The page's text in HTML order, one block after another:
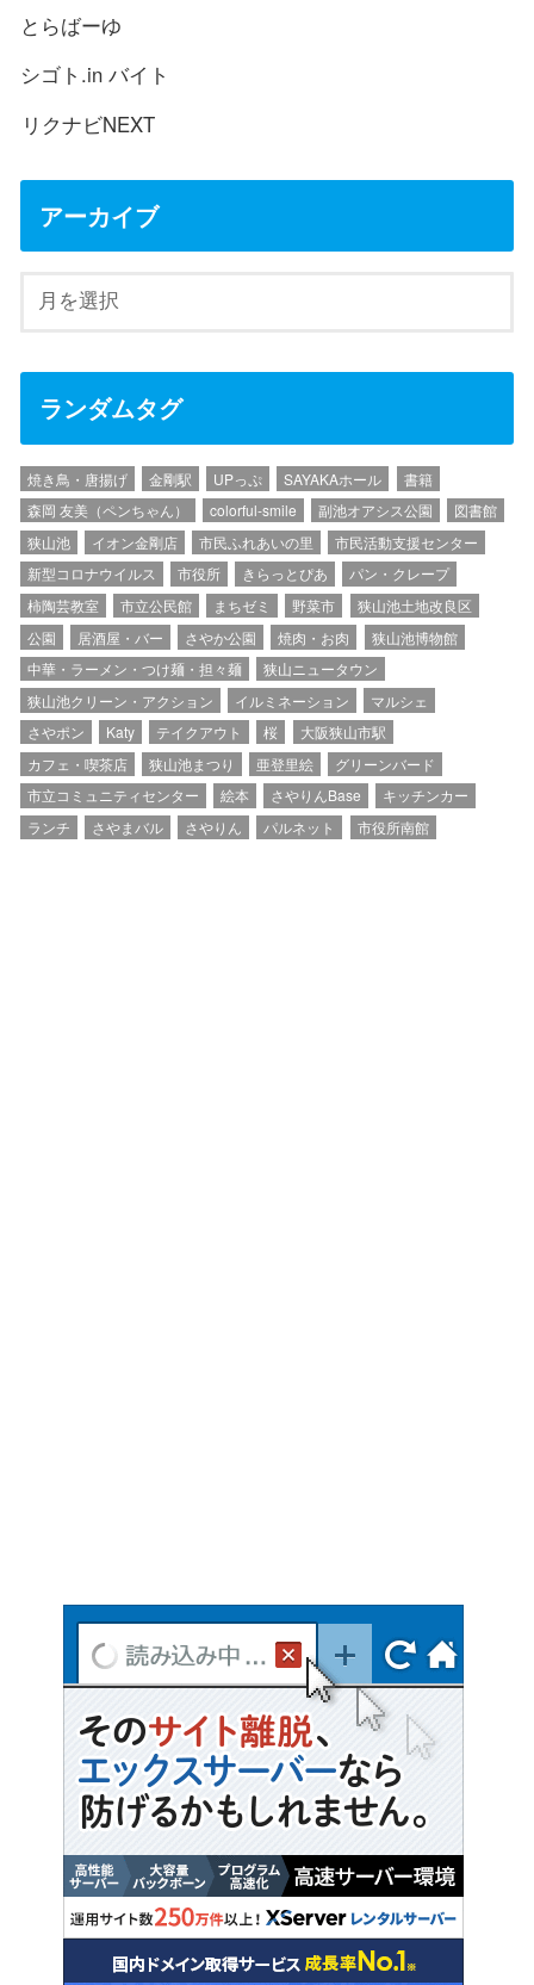
とらばーゆ
シゴト.in バイト
リクナビNEXT
アーカイブ
ランダムタグ
焼き鳥・唐揚げ 金剛駅 UPっぷ SAYAKAホール
書籍
森岡 友美（ペンちゃん）
colorful-smile 副池オアシス公園
図書館
狭山池
イオン金剛店 市民ふれあいの里
市民活動支援センター
新型コロナウイルス
市役所 きらっとぴあ
パン・クレープ
柿陶芸教室
市立公民館 まちゼミ 野菜市
狭山池土地改良区
公園
居酒屋・バー さやか公園 焼肉・お肉
狭山池博物館
中華・ラーメン・つけ麺・担々麺
狭山ニュータウン
狭山池クリーン・アクション
イルミネーション
マルシェ
さやポン
Katy テイクアウト 桜
大阪狭山市駅
カフェ・喫茶店
狭山池まつり 亜登里絵
グリーンバード
市立コミュニティセンター
絵本 さやりんBase
キッチンカー
ランチ
さやまバル さやりん パルネット 市役所南館